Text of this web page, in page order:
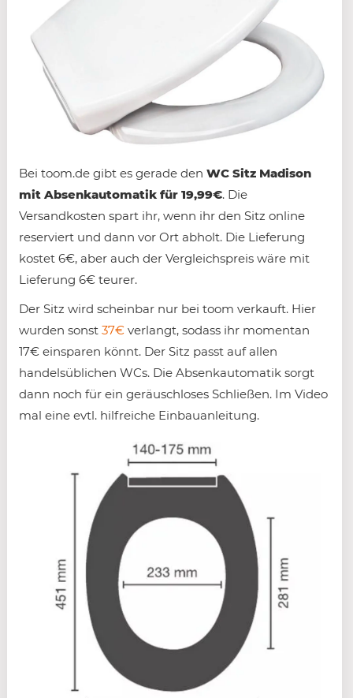
Bei toom.de gibt es gerade den WC Sitz Madison
mit Absenkautomatik für 19,99€. Die
Versandkosten spart ihr, wenn ihr den Sitz online
reserviert und dann vor Ort abholt. Die Lieferung
kostet 6€, aber auch der Vergleichspreis wäre mit
Lieferung 6€ teurer.
Der Sitz wird scheinbar nur bei toom verkauft. Hier
wurden sonst 37€ verlangt, sodass ihr momentan
17€ einsparen könnt. Der Sitz passt auf allen
handelsüblichen WCs. Die Absenkautomatik sorgt
dann noch für ein geräuschloses Schließen. Im Video
mal eine evtl. hilfreiche Einbauanleitung.